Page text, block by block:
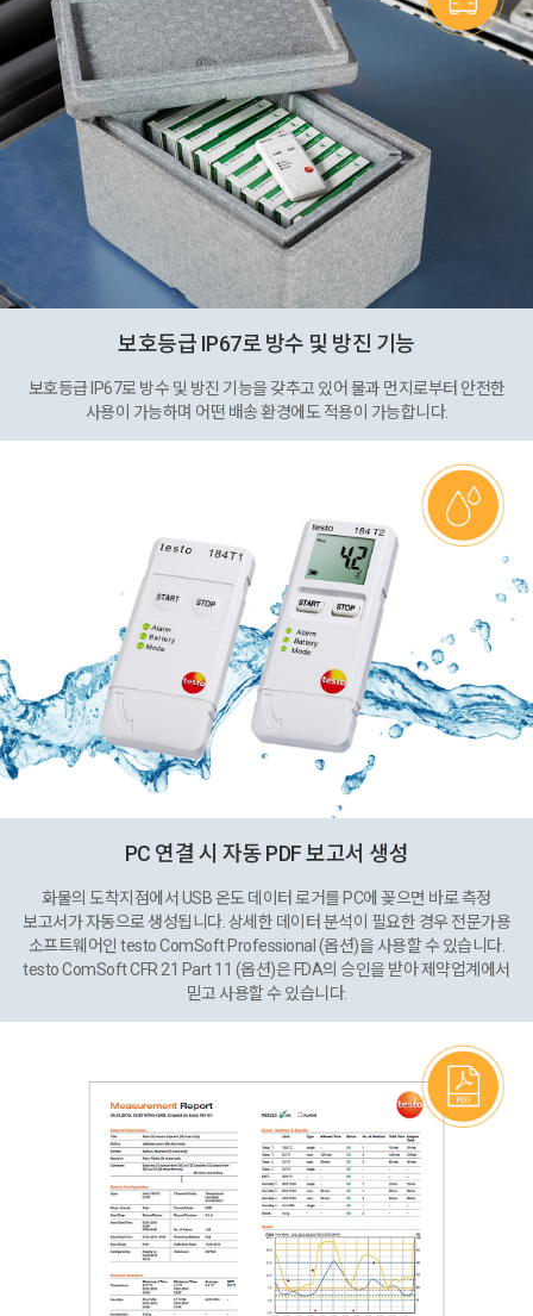
보호등급 IP67로 방수 및 방진 기능
보호등급 IP67로 방수 및 방진 기능을 갖추고 있어 물과 먼지로부터 안전한
사용이 가능하며 어떤 배송 환경에도 적용이 가능합니다.
PC 연결 시 자동 PDF 보고서 생성
화물의 도착지점에서 USB 온도 데이터 로거를 PC에 꽂으면 바로 측정
보고서가 자동으로 생성됩니다. 상세한 데이터 분석이 필요한 경우 전문가용
소프트웨어인 testo ComSoft Professional (옵션)을 사용할 수 있습니다.
testo ComSoft CFR 21 Part 11 (옵션)은 FDA의 승인을 받아 제약업계에서
믿고 사용할 수 있습니다.